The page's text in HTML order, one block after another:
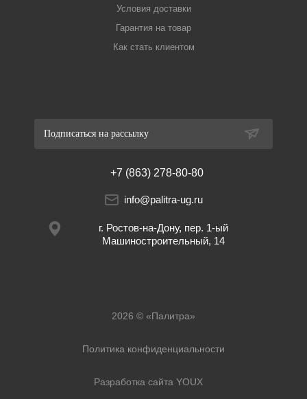
Условия доставки
Гарантия на товар
Как стать клиентом
Подписаться на рассылку
+7 (863) 278-80-80
info@palitra-ug.ru
г. Ростов-на-Дону, пер. 1-ый
Машиностроительный, 14
2026 © «Палитра»
Политика конфиденциальности
Разработка сайта YOUX